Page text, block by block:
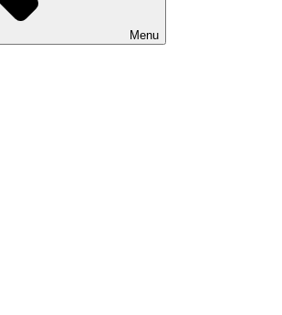
Menu